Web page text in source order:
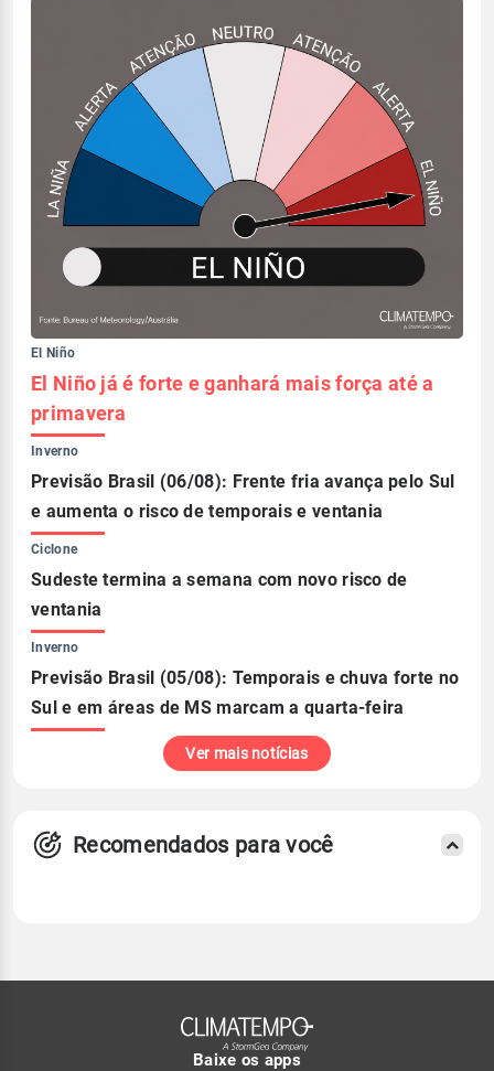
El Niño
El Niño já é forte e ganhará mais força até a
primavera
Inverno
Previsão Brasil (06/08): Frente fria avança pelo Sul
e aumenta o risco de temporais e ventania
Ciclone
Sudeste termina a semana com novo risco de
ventania
Inverno
Previsão Brasil (05/08): Temporais e chuva forte no
Sul e em áreas de MS marcam a quarta-feira
Ver mais notícias
Recomendados para você
Baixe os apps